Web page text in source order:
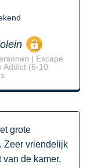
| Escape
Addict (6-10
grote
Zeer vriendelijk
de kamer,